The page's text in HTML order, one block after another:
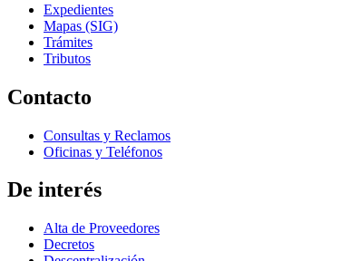
Expedientes
Mapas (SIG)
Trámites
Tributos
Contacto
Consultas y Reclamos
Oficinas y Teléfonos
De interés
Alta de Proveedores
Decretos